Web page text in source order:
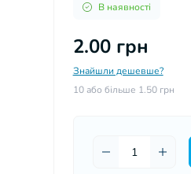
В наявності
2.00 грн
Знайшли дешевше?
10 або більше 1.50 грн